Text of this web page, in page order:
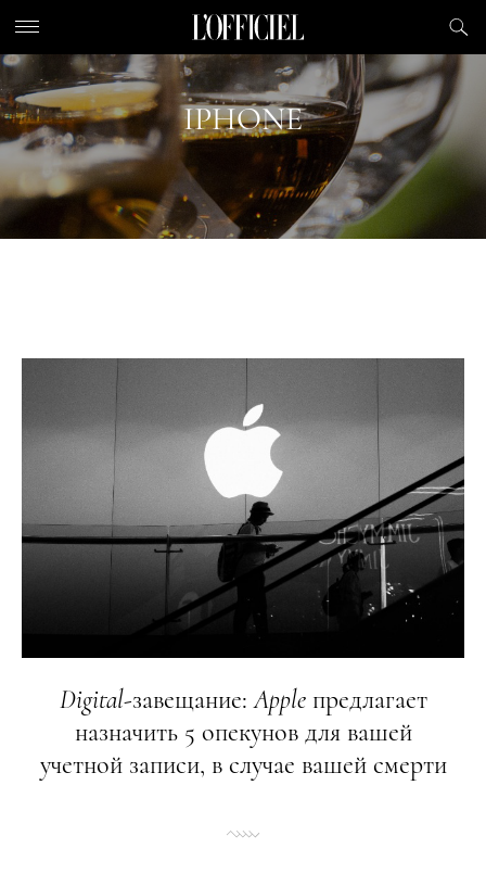
IPHONE
Digital-завещание:Appleпредлагает
назначить 5 опекунов для вашей
учетной записи, в случае вашей смерти